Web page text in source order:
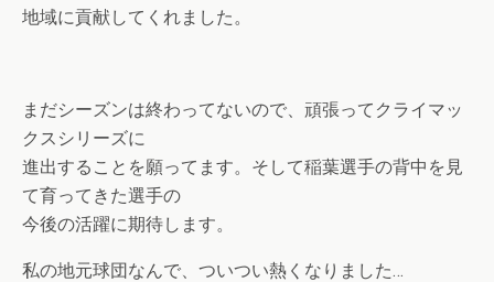
地域に貢献してくれました。
まだシーズンは終わってないので、頑張ってクライマッ
クスシリーズに
進出することを願ってます。そして稲葉選手の背中を見
て育ってきた選手の
今後の活躍に期待します。
私の地元球団なんで、ついつい熱くなりました…